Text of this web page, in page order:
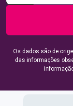
Os dados são de
das informações